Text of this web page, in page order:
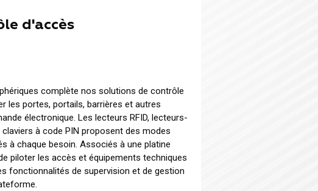
d'accès
complète nos solutions de contrôle
les portes, portails, barrières et autres
électronique. Les lecteurs RFID, lecteurs-
à code PIN proposent des modes
à chaque besoin. Associés à une platine
piloter les accès et équipements techniques
fonctionnalités de supervision et de gestion